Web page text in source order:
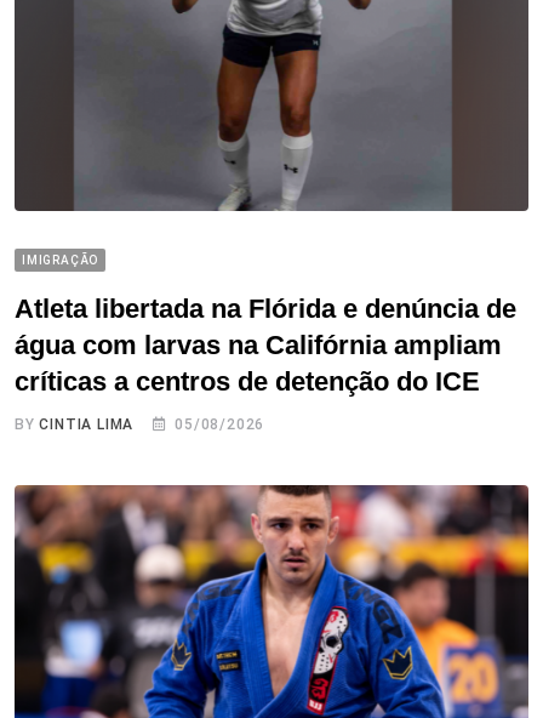
IMIGRAÇÃO
Atleta libertada na Flórida e denúncia de
água com larvas na Califórnia ampliam
críticas a centros de detenção do ICE
BYCINTIA LIMA 05/08/2026